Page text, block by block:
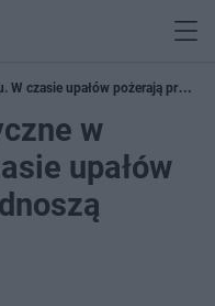
czasie upałów pożerają prąd i
w
upałów